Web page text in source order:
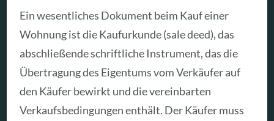
Ein wesentliches Dokument beim Kauf einer
Wohnung ist die Kaufurkunde (sale deed), das
abschließende schriftliche Instrument, das die
Übertragung des Eigentums vom Verkäufer auf
den Käufer bewirkt und die vereinbarten
Verkaufsbedingungen enthält. Der Käufer muss